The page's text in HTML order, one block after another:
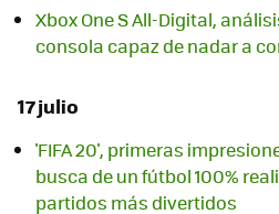
Xbox One S All-Digital,
consola capaz de nadar a
17 julio
'FIFA 20', primeras
busca de un fútbol 100%
partidos más divertidos